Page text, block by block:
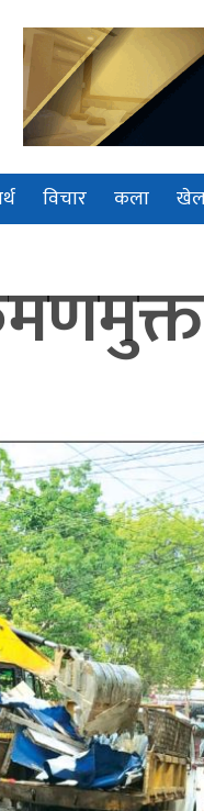
विचार कला